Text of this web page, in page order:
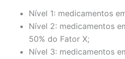
Nível 1: medicamentos
Nível 2: medicamentos
50% do Fator X;
Nível 3: medicamentos